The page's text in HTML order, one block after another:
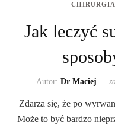
Jak leczyć
Autor: Dr Maciej
Zdarza się, że po
Może to być bardzo